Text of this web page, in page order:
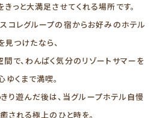
きっと大満足させてくれる場所です。
コレグループの宿からお好みのホテル
見つけたなら、
で、わんぱく気分のリゾートサマーを
ゆくまで満喫。
り遊んだ後は、 当グループホテル自慢
癒される極上のひと時を。